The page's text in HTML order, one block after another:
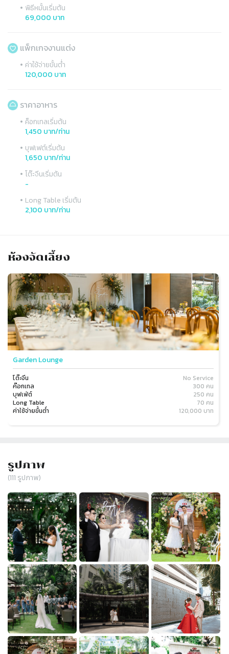
• พิธีหมั้นเริ่มต้น
69,000 บาท
แพ็กเกจงานแต่ง
• ค่าใช้จ่ายขั้นต่ำ
120,000 บาท
ราคาอาหาร
• ค็อกเทลเริ่มต้น
1,450 บาท/ท่าน
• บุฟเฟต์เริ่มต้น
1,650 บาท/ท่าน
• โต๊ะจีนเริ่มต้น
-
• Long Table เริ่มต้น
2,100 บาท/ท่าน
ห้องจัดเลี้ยง
Slide 1 of 1
Garden Lounge
โต๊ะจีน
No Service
ค๊อกเทล
300 คน
บุฟเฟ่ต์
250 คน
Long Table
70 คน
ค่าใช้จ่ายขั้นต่ำ
120,000 บาท
รูปภาพ
(111 รูปภาพ)